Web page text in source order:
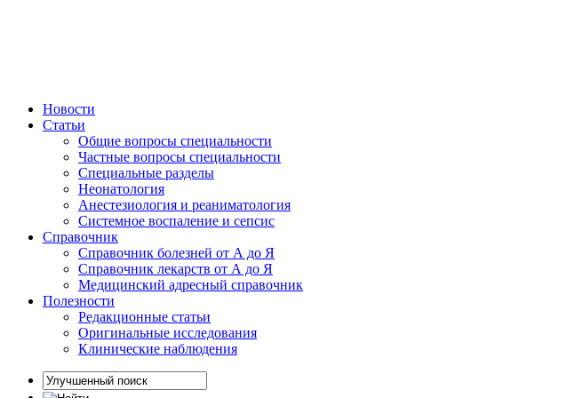
Новости
Статьи
Общие вопросы специальности
Частные вопросы специальности
Специальные разделы
Неонатология
Анестезиология и реаниматология
Системное воспаление и сепсис
Справочник
Справочник болезней от А до Я
Справочник лекарств от А до Я
Медицинский адресный справочник
Полезности
Редакционные статьи
Оригинальные исследования
Клинические наблюдения